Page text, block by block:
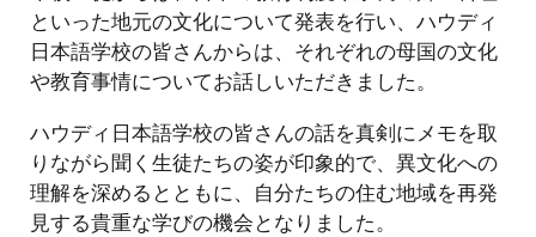
といった地元の文化について発表を行い、ハウディ
日本語学校の皆さんからは、それぞれの母国の文化
や教育事情についてお話しいただきました。
ハウディ日本語学校の皆さんの話を真剣にメモを取
りながら聞く生徒たちの姿が印象的で、異文化への
理解を深めるとともに、自分たちの住む地域を再発
見する貴重な学びの機会となりました。